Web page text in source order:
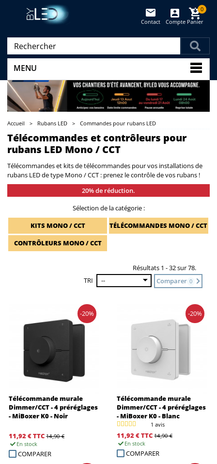
Panier
0
Compte
Contact
MENU
Accueil > Rubans LED > Commandes pour rubans LED
Télécommandes et contrôleurs pour
rubans LED Mono / CCT
Télécommandes et kits de télécommandes pour vos installations de
rubans LED de type Mono / CCT : prenez le contrôle de vos rubans !
20% de réduction.
Sélection de la catégorie :
KITS MONO / CCT
TÉLÉCOMMANDES MONO / CCT
CONTRÔLEURS MONO / CCT
Résultats 1 - 32 sur 78.
TRI
-- Comparer 0
Télécommande murale
Dimmer/CCT - 4 préréglages
- MiBoxer K0 - Noir
-20%
11,92 €TTC 14,90 €
En stock
COMPARER
Télécommande murale
Dimmer/CCT - 4 préréglages
- MiBoxer K0 - Blanc
1 avis
-20%
11,92 €TTC 14,90 €
En stock
COMPARER